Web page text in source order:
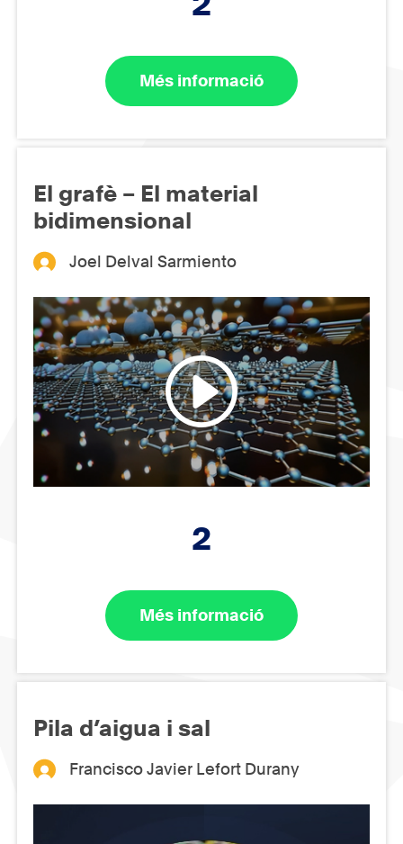
Més informació
El grafè – El material
bidimensional
Joel Delval Sarmiento
2
Més informació
Pila d’aigua i sal
Francisco Javier Lefort Durany